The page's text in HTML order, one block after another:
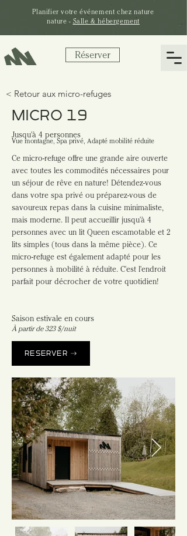
Réserver
Planifier votre événement chez nature
nature - Salle & hébergement
< Retour aux micro-refuges
MICRO 19
Jusqu'à 4 personnes
Vue montagne, Spa privé, Adapté mobilité réduite
Ce micro-refuge offre une grande aire ouverte
avec toutes les commodités nécessaires pour
un séjour de rêve en nature! Détendez-vous
dans votre spa privé ou préparez-vous de
savoureux repas dans la cuisine minimaliste,
mais moderne. Il peut accueillir jusqu'à 4
personnes avec un lit Queen escamotable et 2
lits simples (tous dans la même pièce). Ce
micro-refuge est également adapté pour les
personnes à mobilité à réduite. C'est l'endroit
parfait pour décrocher de votre quotidien!
Saison estivale en cours
À partir de 323 $/nuit
RÉSERVER